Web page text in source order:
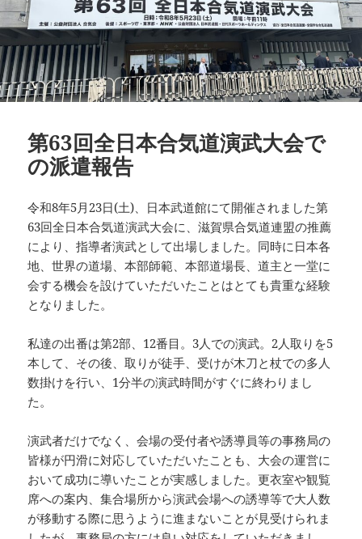
第63回全日本合気道演武大会で
の派遣報告
令和8年5月23日(土)、日本武道館にて開催されました第
63回全日本合気道演武大会に、滋賀県合気道連盟の推薦
により、指導者演武として出場しました。同時に日本各
地、世界の道場、本部師範、本部道場長、道主と一堂に
会する機会を設けていただいたことはとても貴重な経験
となりました。
私達の出番は第2部、12番目。3人での演武。2人取りを5
本して、その後、取りが徒手、受けが木刀と杖での多人
数掛けを行い、1分半の演武時間がすぐに終わりまし
た。
演武者だけでなく、会場の受付者や誘導員等の事務局の
皆様が円滑に対応していただいたことも、大会の運営に
おいて成功に導いたことが実感しました。更衣室や観覧
席への案内、集合場所から演武会場への誘導等で大人数
が移動する際に思うように進まないことが見受けられま